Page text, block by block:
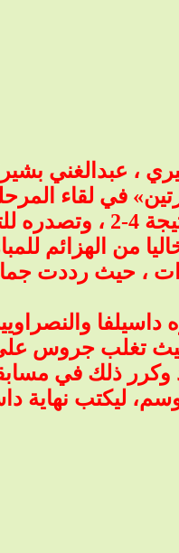
، عبدالغني
في لقاء
دوري عبداللطيف جميل، على استاد مدينة الملك
فريق النصر الذي فشل في الفوز على الاهلي بجدة
حيث تغلب جروس
وكرر ذلك في
ليكتب نهاية